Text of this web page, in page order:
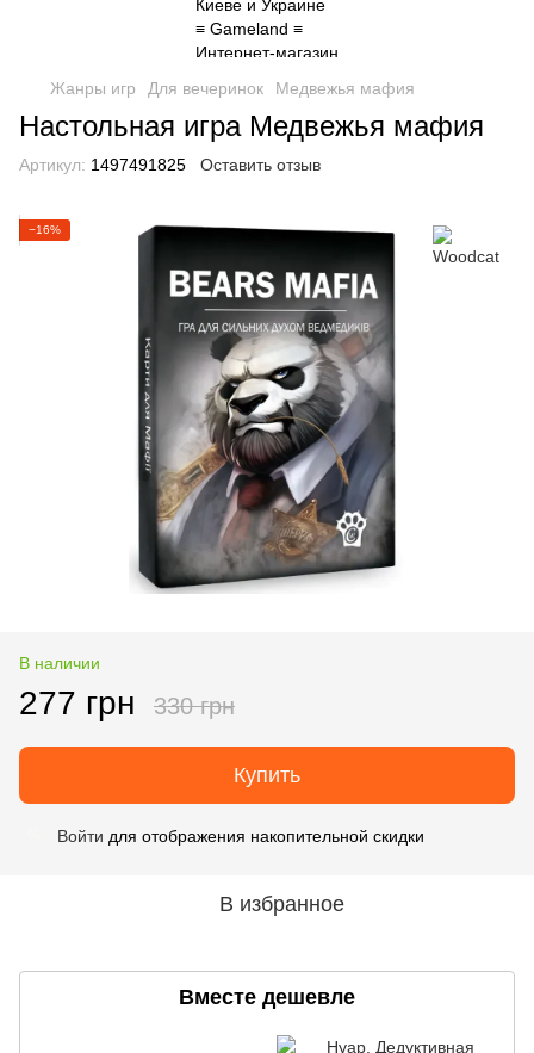
Жанры игр Для вечеринок Медвежья мафия
Настольная игра Медвежья мафия
Артикул: 1497491825 Оставить отзыв
−16%
В наличии
277 грн 330 грн
Купить
Войти для отображения накопительной скидки
В избранное
Вместе дешевле